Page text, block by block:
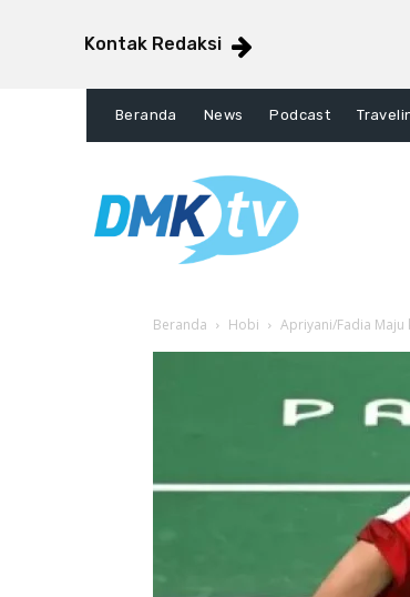
Kontak Redaksi
Beranda News Podcast
Beranda Hobi Apriyani/Fadia Maju